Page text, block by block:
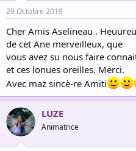
29 Octobre 2019
Cher Amis Aselineau .
de cet Ane merveilleux, que
vous avez su nous faire
et ces lonues oreilles. Merci.
Avec maz sincè-re Amiti
LUZE
Animatrice